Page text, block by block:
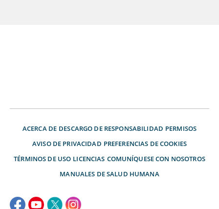
ACERCA DE DESCARGO DE RESPONSABILIDAD PERMISOS
AVISO DE PRIVACIDAD PREFERENCIAS DE COOKIES
TÉRMINOS DE USO LICENCIAS COMUNÍQUESE CON NOSOTROS
MANUALES DE SALUD HUMANA